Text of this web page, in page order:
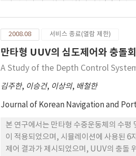
나, 전진거리가 길어질 수 있으므로 전방
로 측정되었다. 이러한 결과는 충돌회피와
판단된다.
2008.08 서비스 종료(열람 제한)
만타형 UUV의 심도제어와 충돌
A Study of the Depth Control
김주한, 이승건, 이상의, 배철한
Journal of Korean Navigation and
본 연구에서는 만타형 수중운동체의 수평
이 적용되었으며, 시뮬레이션에 사용된 6
제어 결과가 제시되었으며, UUV의 충돌